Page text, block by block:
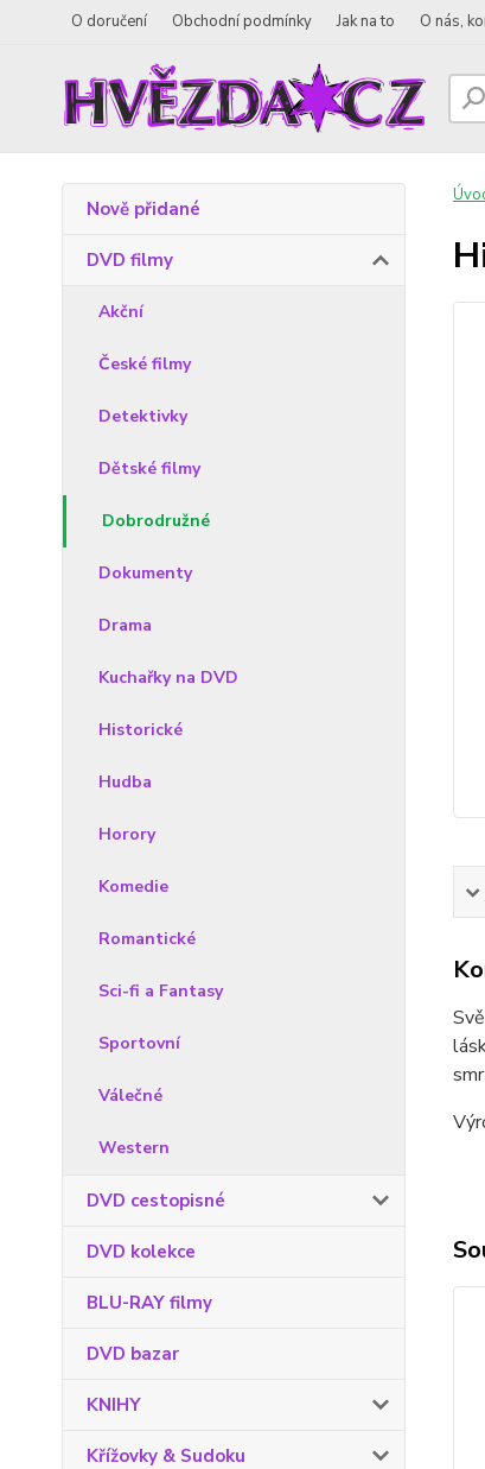
O doručení Obchodní podmínky Jak na to O nás,
Nově přidané
DVD filmy
Akční
České filmy
Detektivky
Dětské filmy
Dobrodružné
Dokumenty
Drama
Kuchařky na DVD
Historické
Hudba
Horory
Komedie
Romantické
Sci-fi a Fantasy
Sportovní
Válečné
Western
DVD cestopisné
DVD kolekce
BLU-RAY filmy
DVD bazar
KNIHY
Křížovky & Sudoku